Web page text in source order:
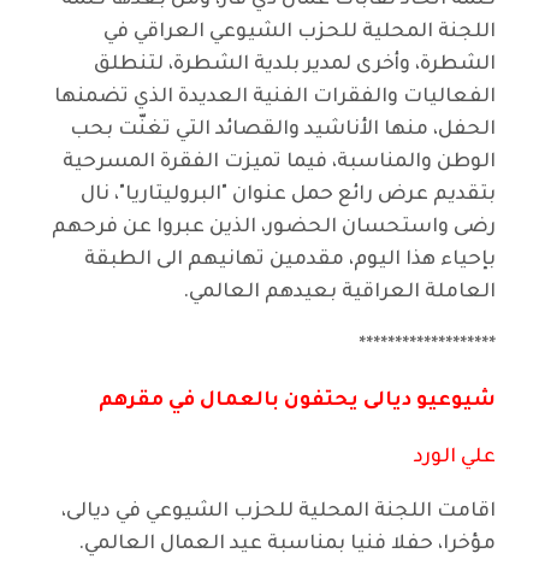
اللجنة المحلية للحزب الشيوعي العراقي في
الشطرة، وأخرى لمدير بلدية الشطرة، لتنطلق
الفعاليات والفقرات الفنية العديدة الذي تضمنها
الحفل، منها الأناشيد والقصائد التي تغنّت بحب
الوطن والمناسبة، فيما تميزت الفقرة المسرحية
بتقديم عرض رائع حمل عنوان "البروليتاريا"، نال
رضى واستحسان الحضور، الذين عبروا عن فرحهم
بإحياء هذا اليوم، مقدمين تهانيهم الى الطبقة
العاملة العراقية بعيدهم العالمي.
*******************
شيوعيو ديالى يحتفون بالعمال في مقرهم
علي الورد
اقامت اللجنة المحلية للحزب الشيوعي في ديالى،
مؤخرا، حفلا فنيا بمناسبة عيد العمال العالمي.